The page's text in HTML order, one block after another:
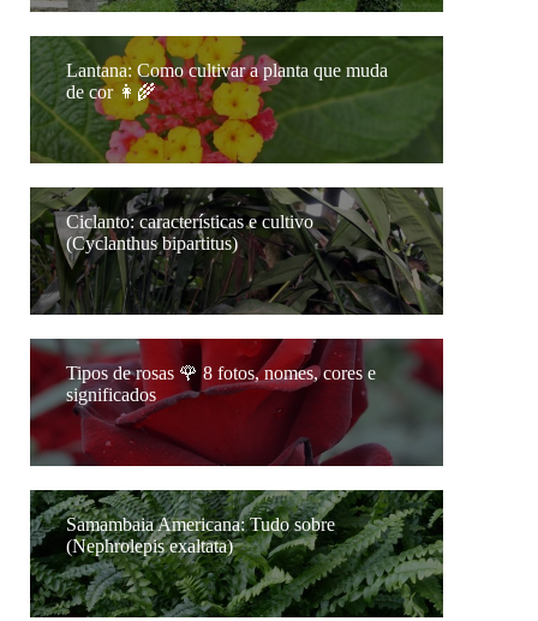
Lantana: Como cultivar a planta que muda
de cor 👩‍🌾
Ciclanto: características e cultivo
(Cyclanthus bipartitus)
Tipos de rosas 🌹 8 fotos, nomes, cores e
significados
Samambaia Americana: Tudo sobre
(Nephrolepis exaltata)